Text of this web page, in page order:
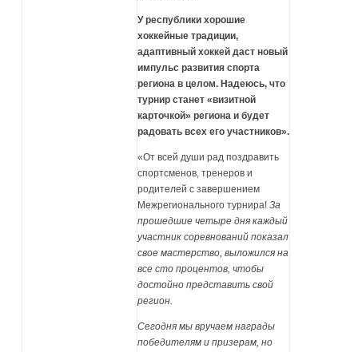
У республики хорошие
хоккейные традиции,
адаптивный хоккей даст новый
импульс развития спорта
региона в целом. Надеюсь, что
турнир станет «визитной
карточкой» региона и будет
радовать всех его участников».
«От всей души рад поздравить
спортсменов, тренеров и
родителей с завершением
Межрегионального турнира!За
прошедшие четыре дня каждый
участник соревнований показал
свое мастерство, выложился на
все сто процентов, чтобы
достойно представить свой
регион.
Сегодня мы вручаем награды
победителям и призерам, но